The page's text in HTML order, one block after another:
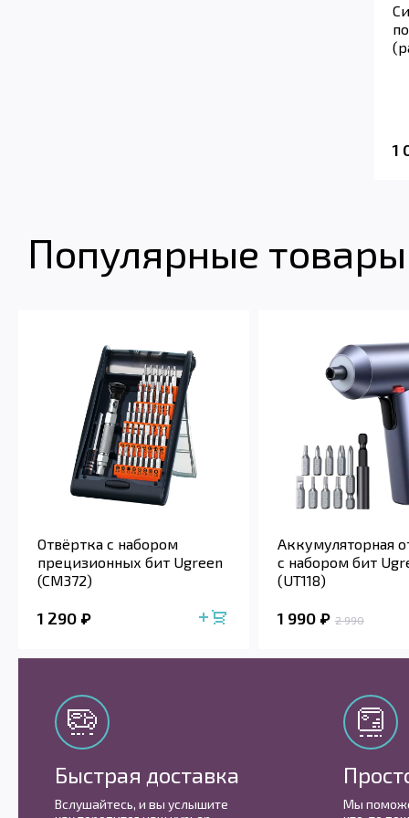
1
Популярные
Отвёртка с набором
прецизионных бит Ugreen
(CM372)
1 290
Аккумуляторная
с набором бит
(UT118)
1 990 2 990
Быстрая доставка
Вслушайтесь, и вы услышите
Мы